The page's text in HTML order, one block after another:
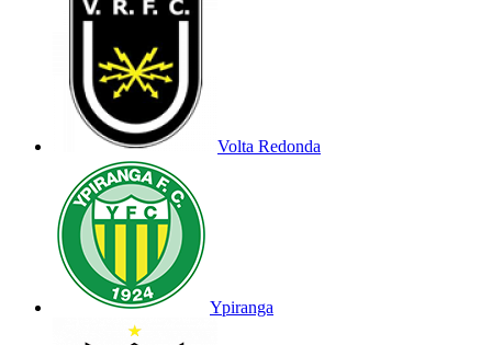
Volta Redonda
Ypiranga